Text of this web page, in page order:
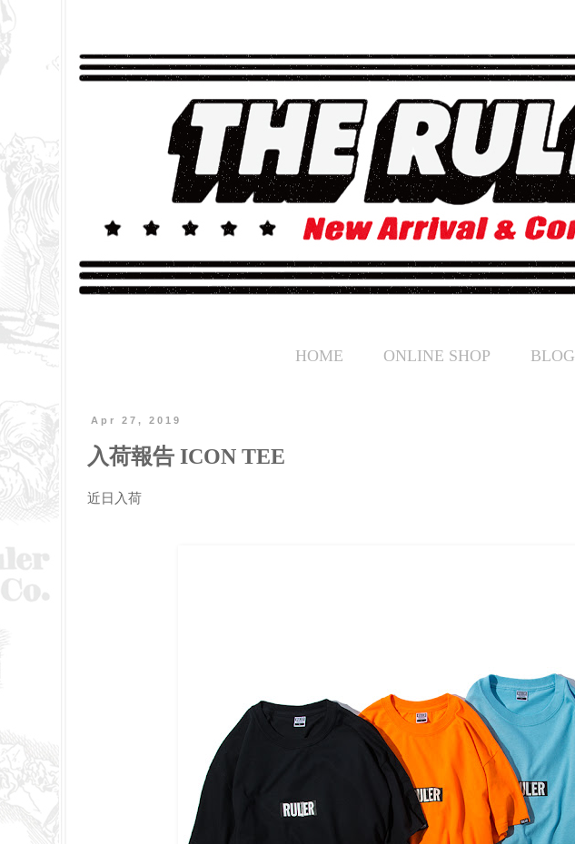
HOME ONLINE SHOP BLOG
Apr 27, 2019
入荷報告 ICON TEE
近日入荷